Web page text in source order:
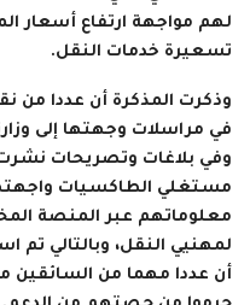
لهم مواجهة ارتفاع أسعار
تسعيرة خدمات النقل.
وذكرت المذكرة أن عددا من
في مراسلات وجهتها إلى
وفي بلاغات وتصريحات
مستغلي الطاكسيات
معلوماتهم عبر المنصة
لمهنيي النقل، وبالتالي تم
أن عددا مهما من السائقين